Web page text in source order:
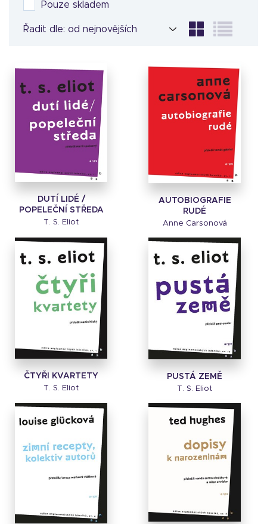
Pouze skladem
Řadit dle:
DUTÍ LIDÉ /
POPELEČNÍ STŘEDA
T. S. Eliot
AUTOBIOGRAFIE
RUDÉ
Anne Carsonová
ČTYŘI KVARTETY
T. S. Eliot
PUSTÁ ZEMĚ
T. S. Eliot